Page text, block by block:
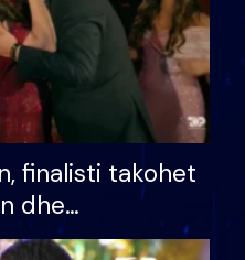
finalisti takohet
dhe
ndonjë letër